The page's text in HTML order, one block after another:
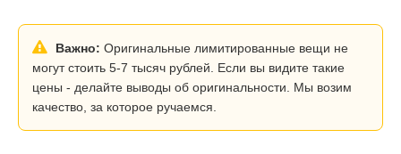
Важно: Оригинальные лимитированные вещи не
могут стоить 5-7 тысяч рублей. Если вы видите такие
цены - делайте выводы об оригинальности. Мы возим
качество, за которое ручаемся.